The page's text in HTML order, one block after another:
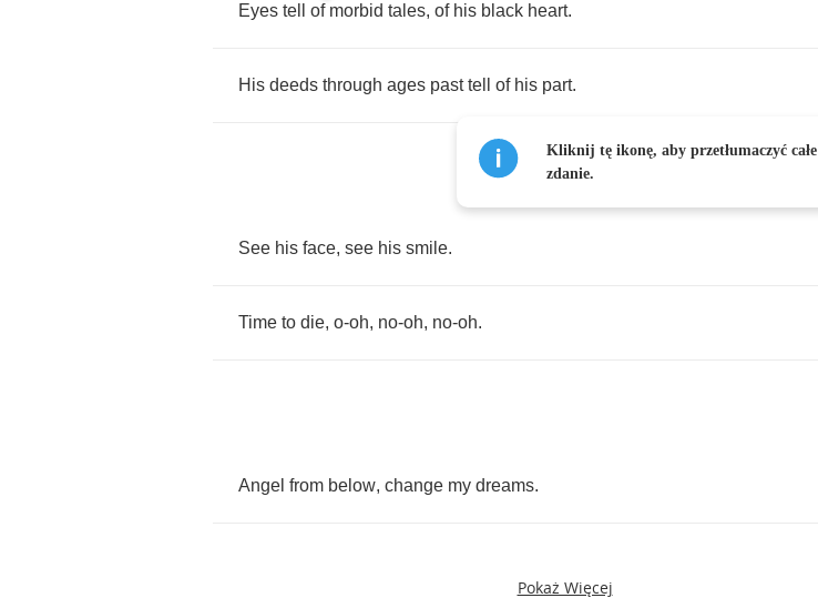
Eyes tell of morbid tales, of his black heart.
His deeds through ages past tell of his part.
See his face, see his smile.
Time to die, o-oh, no-oh, no-oh.
Angel from below, change my dreams.
Pokaż Więcej
Kliknij tę ikonę, aby przetłumaczyć całe
zdanie.